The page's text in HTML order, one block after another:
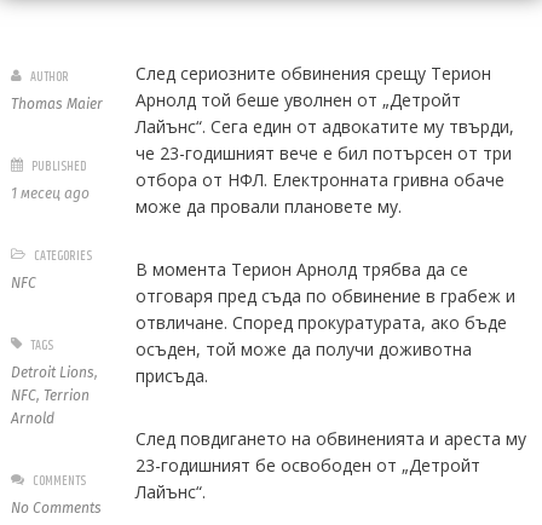
След сериозните обвинения срещу Терион
Арнолд той беше уволнен от „Детройт
Лайънс“. Сега един от адвокатите му твърди,
че 23-годишният вече е бил потърсен от три
отбора от НФЛ. Електронната гривна обаче
може да провали плановете му.
В момента Терион Арнолд трябва да се
отговаря пред съда по обвинение в грабеж и
отвличане. Според прокуратурата, ако бъде
осъден, той може да получи доживотна
присъда.
След повдигането на обвиненията и ареста му
23-годишният бе освободен от „Детройт
Лайънс“.
AUTHOR
Thomas Maier
PUBLISHED
1 месец ago
CATEGORIES
NFC
TAGS
Detroit Lions,
NFC, Terrion
Arnold
COMMENTS
No Comments